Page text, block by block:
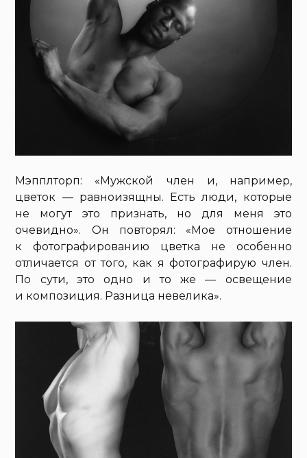
Мэпплторп: «Мужской член и, например,
цветок — равноизящны. Есть люди, которые
не могут это признать, но для меня это
очевидно». Он повторял: «Мое отношение
к фотографированию цветка не особенно
отличается от того, как я фотографирую член.
По сути, это одно и то же — освещение
и композиция. Разница невелика».